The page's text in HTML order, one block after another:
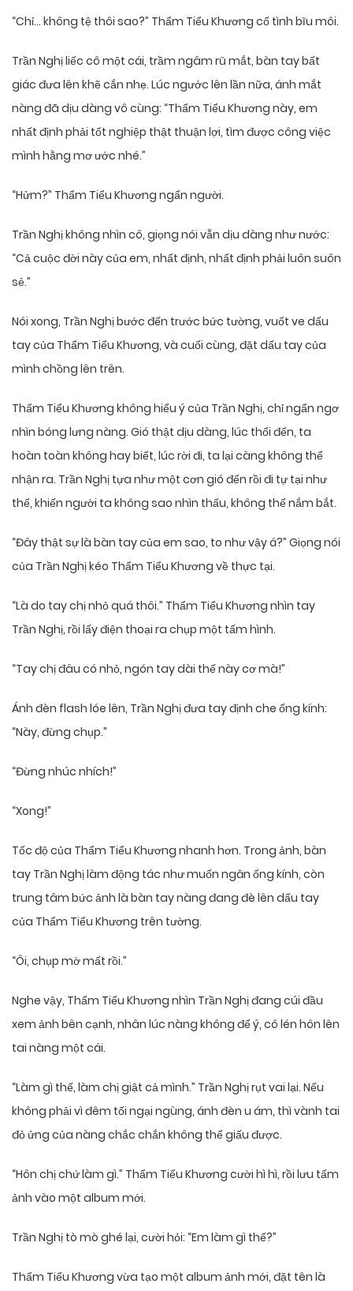
“Chỉ… không tệ thôi sao?” Thẩm Tiểu Khương cố tình bĩu môi.
Trần Nghị liếc cô một cái, trầm ngâm rũ mắt, bàn tay bất
giác đưa lên khẽ cắn nhẹ. Lúc ngước lên lần nữa, ánh mắt
nàng đã dịu dàng vô cùng: “Thẩm Tiểu Khương này, em
nhất định phải tốt nghiệp thật thuận lợi, tìm được công việc
mình hằng mơ ước nhé.”
“Hửm?” Thẩm Tiểu Khương ngẩn người.
Trần Nghị không nhìn cô, giọng nói vẫn dịu dàng như nước:
“Cả cuộc đời này của em, nhất định, nhất định phải luôn suôn
sẻ.”
Nói xong, Trần Nghị bước đến trước bức tường, vuốt ve dấu
tay của Thẩm Tiểu Khương, và cuối cùng, đặt dấu tay của
mình chồng lên trên.
Thẩm Tiểu Khương không hiểu ý của Trần Nghị, chỉ ngẩn ngơ
nhìn bóng lưng nàng. Gió thật dịu dàng, lúc thổi đến, ta
hoàn toàn không hay biết, lúc rời đi, ta lại càng không thể
nhận ra. Trần Nghị tựa như một cơn gió đến rồi đi tự tại như
thế, khiến người ta không sao nhìn thấu, không thể nắm bắt.
“Đây thật sự là bàn tay của em sao, to như vậy á?” Giọng nói
của Trần Nghị kéo Thẩm Tiểu Khương về thực tại.
“Là do tay chị nhỏ quá thôi.” Thẩm Tiểu Khương nhìn tay
Trần Nghị, rồi lấy điện thoại ra chụp một tấm hình.
“Tay chị đâu có nhỏ, ngón tay dài thế này cơ mà!”
Ánh đèn flash lóe lên, Trần Nghị đưa tay định che ống kính:
“Này, đừng chụp.”
“Đừng nhúc nhích!”
“Xong!”
Tốc độ của Thẩm Tiểu Khương nhanh hơn. Trong ảnh, bàn
tay Trần Nghị làm động tác như muốn ngăn ống kính, còn
trung tâm bức ảnh là bàn tay nàng đang đè lên dấu tay
của Thẩm Tiểu Khương trên tường.
“Ôi, chụp mờ mất rồi.”
Nghe vậy, Thẩm Tiểu Khương nhìn Trần Nghị đang cúi đầu
xem ảnh bên cạnh, nhân lúc nàng không để ý, cô lén hôn lên
tai nàng một cái.
“Làm gì thế, làm chị giật cả mình.” Trần Nghị rụt vai lại. Nếu
không phải vì đêm tối ngại ngùng, ánh đèn u ám, thì vành tai
đỏ ửng của nàng chắc chắn không thể giấu được.
“Hôn chị chứ làm gì.” Thẩm Tiểu Khương cười hì hì, rồi lưu tấm
ảnh vào một album mới.
Trần Nghị tò mò ghé lại, cười hỏi: “Em làm gì thế?”
Thẩm Tiểu Khương vừa tạo một album ảnh mới, đặt tên là